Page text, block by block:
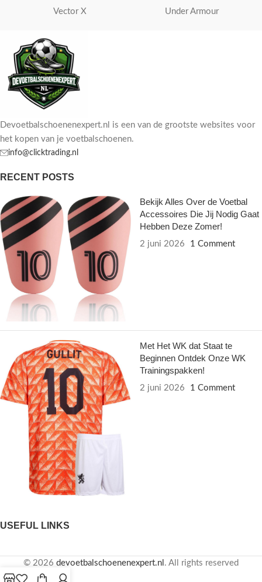
Vector X Under Armour
Devoetbalschoenenexpert.nl is een van de grootste websites voor
het kopen van je voetbalschoenen.
info@clicktrading.nl
RECENT POSTS
Bekijk Alles Over de Voetbal
Accessoires Die Jij Nodig Gaat
Hebben Deze Zomer!
2 juni 2026 1 Comment
Met Het WK dat Staat te
Beginnen Ontdek Onze WK
Trainingspakken!
2 juni 2026 1 Comment
USEFUL LINKS
© 2026 devoetbalschoenenexpert.nl . All rights reserved